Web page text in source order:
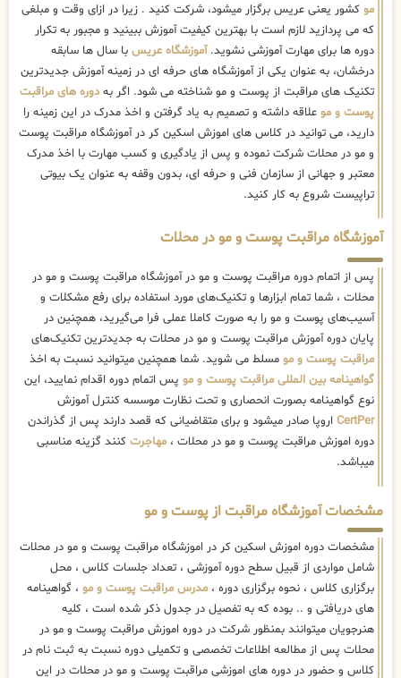
مو کشور یعنی عریس برگزار میشود، شرکت کنید . زیرا در ازای وقت و مبلغی
که می پردازید لازم است با بهترین کیفیت آموزش ببینید و مجبور به تکرار
دوره ها برای مهارت آموزشی نشوید.آموزشگاه عریس با سال ها سابقه
درخشان، به عنوان یکی از آموزشگاه های حرفه ای در زمینه آموزش جدیدترین
تکنیک های مراقبت از پوست و مو شناخته می شود. اگر بهدوره های مراقبت
پوست و مو علاقه داشته و تصمیم به یاد گرفتن و اخذ مدرک در این زمینه را
دارید، می توانید در کلاس های اموزش اسکین کر در آموزشگاه مراقبت پوست
و مو در محلات شرکت نموده و پس از یادگیری و کسب مهارت با اخذ مدرک
معتبر و جهانی از سازمان فنی و حرفه ای، بدون وقفه به عنوان یک بیوتی
تراپیست شروع به کار کنید.
آموزشگاه مراقبت پوست و مو در محلات
پس از اتمام دوره مراقبت پوست و مو در آموزشگاه مراقبت پوست و مو در
محلات ، شما تمام ابزارها و تکنیک‌های مورد استفاده برای رفع مشکلات و
آسیب‌های پوست و مو را به صورت کاملا عملی فرا می‌گیرید، همچنین در
پایان دوره آموزش مراقبت پوست و مو در محلات به جدیدترین تکنیک‌های
مراقبت پوست و مو مسلط می شوید. شما همچنین میتوانید نسبت به اخذ
گواهینامه بین المللی مراقبت پوست و مو پس اتمام دوره اقدام نمایید، این
نوع گواهینامه بصورت انحصاری و تحت نظارت موسسه کنترل آموزش
CertPer اروپا صادر میشود و برای متقاضیانی که قصد دارند پس از گذراندن
دوره اموزش مراقبت پوست و مو در محلات ، مهاجرت کنند گزینه مناسبی
میباشد.
مشخصات آموزشگاه مراقبت از پوست و مو
مشخصات دوره اموزش اسکین کر در اموزشگاه مراقبت پوست و مو در محلات
شامل مواردی از قبیل سطح دوره آموزشی ، تعداد جلسات کلاس ، محل
برگزاری کلاس ، نحوه برگزاری دوره ، مدرس مراقبت پوست و مو ، گواهینامه
های دریافتی و .. بوده که به تفصیل در جدول ذکر شده است ، کلیه
هنرجویان میتوانند بمنظور شرکت در دوره اموزش مراقبت پوست و مو در
محلات پس از مطالعه اطلاعات تخصصی و تکمیلی دوره نسبت به ثبت نام در
کلاس و حضور در دوره های اموزشی مراقبت پوست و مو در محلات در این